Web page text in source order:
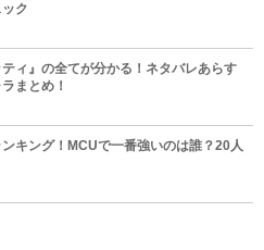
ク
ティ』の全てが分かる！ネタバレあらす
まとめ！
キング！MCUで一番強いのは誰？20人